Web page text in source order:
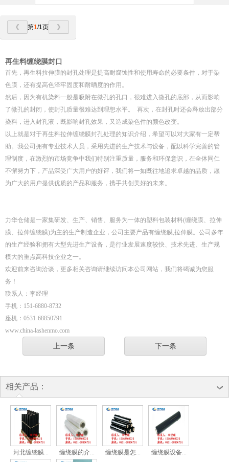
第1/1页
再生料缠绕膜封口
首先，再生料拉伸膜的封孔处理是提高耐腐蚀性和使用寿命的必要条件，对于染
色膜，还有提高色泽牢固度和耐晒度的作用。
然后，因为有机染料一般是吸附在微孔的孔口，很难进入微孔的底部，从而影响
了微孔的封闭，使封孔质量很难达到理想水平。 再次，在封孔时还会释放出部分
染料，进入封孔液，既影响封孔效果，又造成染色件的颜色改变。
以上就是对于再生料拉伸缠绕膜封孔处理的知识介绍，希望可以对大家有一定帮
助。我公司拥有专业技术人员，采用先进的生产技术与设备，配以科学完善的管
理制度，在激烈的市场竞争中我们特别注重质量，服务和环保意识，在全体同仁
不懈努力下，产品深受广大用户的好评，我们将一如既往地追求卓越的品质，愿
为广大的用户提供优质的产品和服务，携手共创美好的未来。
力华仓储是一家集研发、生产、销售、服务为一体的塑料包装材料(缠绕膜、拉伸
膜、拉伸缠绕膜)为主的生产制造企业，公司主要产品有缠绕膜,拉伸膜。公司多年
的生产经验和拥有大型先进生产设备，是行业发展速度较快、技术先进、生产规
模大的重点高科技企业之一。
欢迎前来咨询洽谈，更多相关咨询请继续访问本公司网站，我们将竭诚为您服
务！
联系人：李经理
手机：151-6880-8732
座机：0531-68850791
www.china-lashenmo.com
上一条 下一条
相关产品：
河北缠绕膜... 缠绕膜的介... 缠绕膜是怎... 缠绕膜设备...